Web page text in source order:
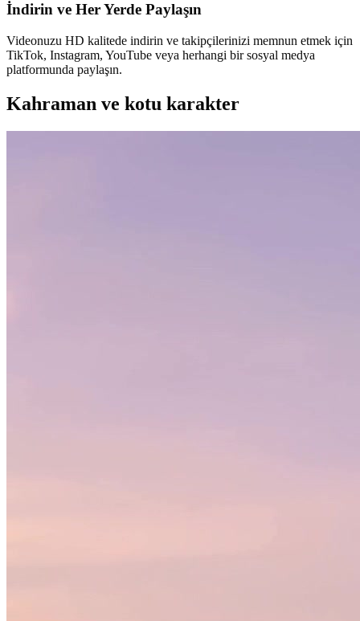
İndirin ve Her Yerde Paylaşın
Videonuzu HD kalitede indirin ve takipçilerinizi memnun etmek için
TikTok, Instagram, YouTube veya herhangi bir sosyal medya
platformunda paylaşın.
Kahraman ve kotu karakter